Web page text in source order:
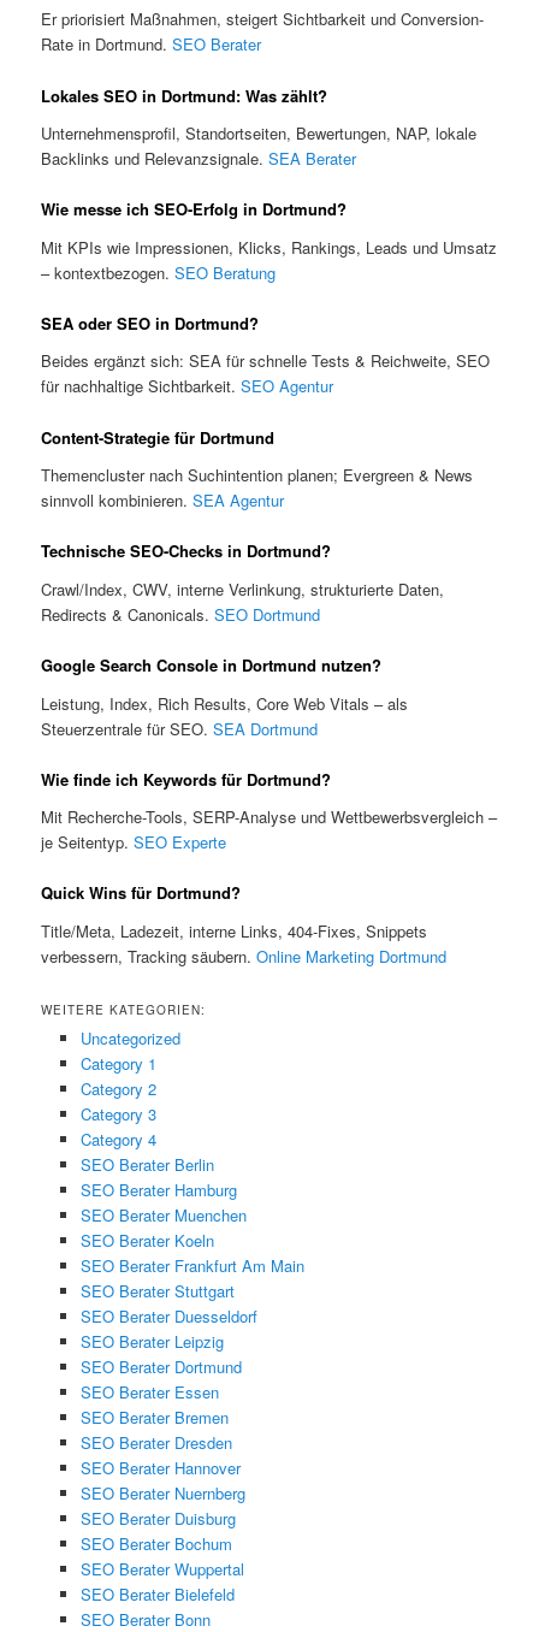
Er priorisiert Maßnahmen, steigert Sichtbarkeit und Conversion-
Rate in Dortmund.SEO Berater
Lokales SEO in Dortmund: Was zählt?
Unternehmensprofil, Standortseiten, Bewertungen, NAP, lokale
Backlinks und Relevanzsignale.SEA Berater
Wie messe ich SEO-Erfolg in Dortmund?
Mit KPIs wie Impressionen, Klicks, Rankings, Leads und Umsatz
– kontextbezogen.SEO Beratung
SEA oder SEO in Dortmund?
Beides ergänzt sich: SEA für schnelle Tests & Reichweite, SEO
für nachhaltige Sichtbarkeit.SEO Agentur
Content-Strategie für Dortmund
Themencluster nach Suchintention planen; Evergreen & News
sinnvoll kombinieren.SEA Agentur
Technische SEO-Checks in Dortmund?
Crawl/Index, CWV, interne Verlinkung, strukturierte Daten,
Redirects & Canonicals.SEO Dortmund
Google Search Console in Dortmund nutzen?
Leistung, Index, Rich Results, Core Web Vitals – als
Steuerzentrale für SEO.SEA Dortmund
Wie finde ich Keywords für Dortmund?
Mit Recherche-Tools, SERP-Analyse und Wettbewerbsvergleich –
je Seitentyp.SEO Experte
Quick Wins für Dortmund?
Title/Meta, Ladezeit, interne Links, 404-Fixes, Snippets
verbessern, Tracking säubern.Online Marketing Dortmund
WEITERE KATEGORIEN:
Uncategorized
Category 1
Category 2
Category 3
Category 4
SEO Berater Berlin
SEO Berater Hamburg
SEO Berater Muenchen
SEO Berater Koeln
SEO Berater Frankfurt Am Main
SEO Berater Stuttgart
SEO Berater Duesseldorf
SEO Berater Leipzig
SEO Berater Dortmund
SEO Berater Essen
SEO Berater Bremen
SEO Berater Dresden
SEO Berater Hannover
SEO Berater Nuernberg
SEO Berater Duisburg
SEO Berater Bochum
SEO Berater Wuppertal
SEO Berater Bielefeld
SEO Berater Bonn